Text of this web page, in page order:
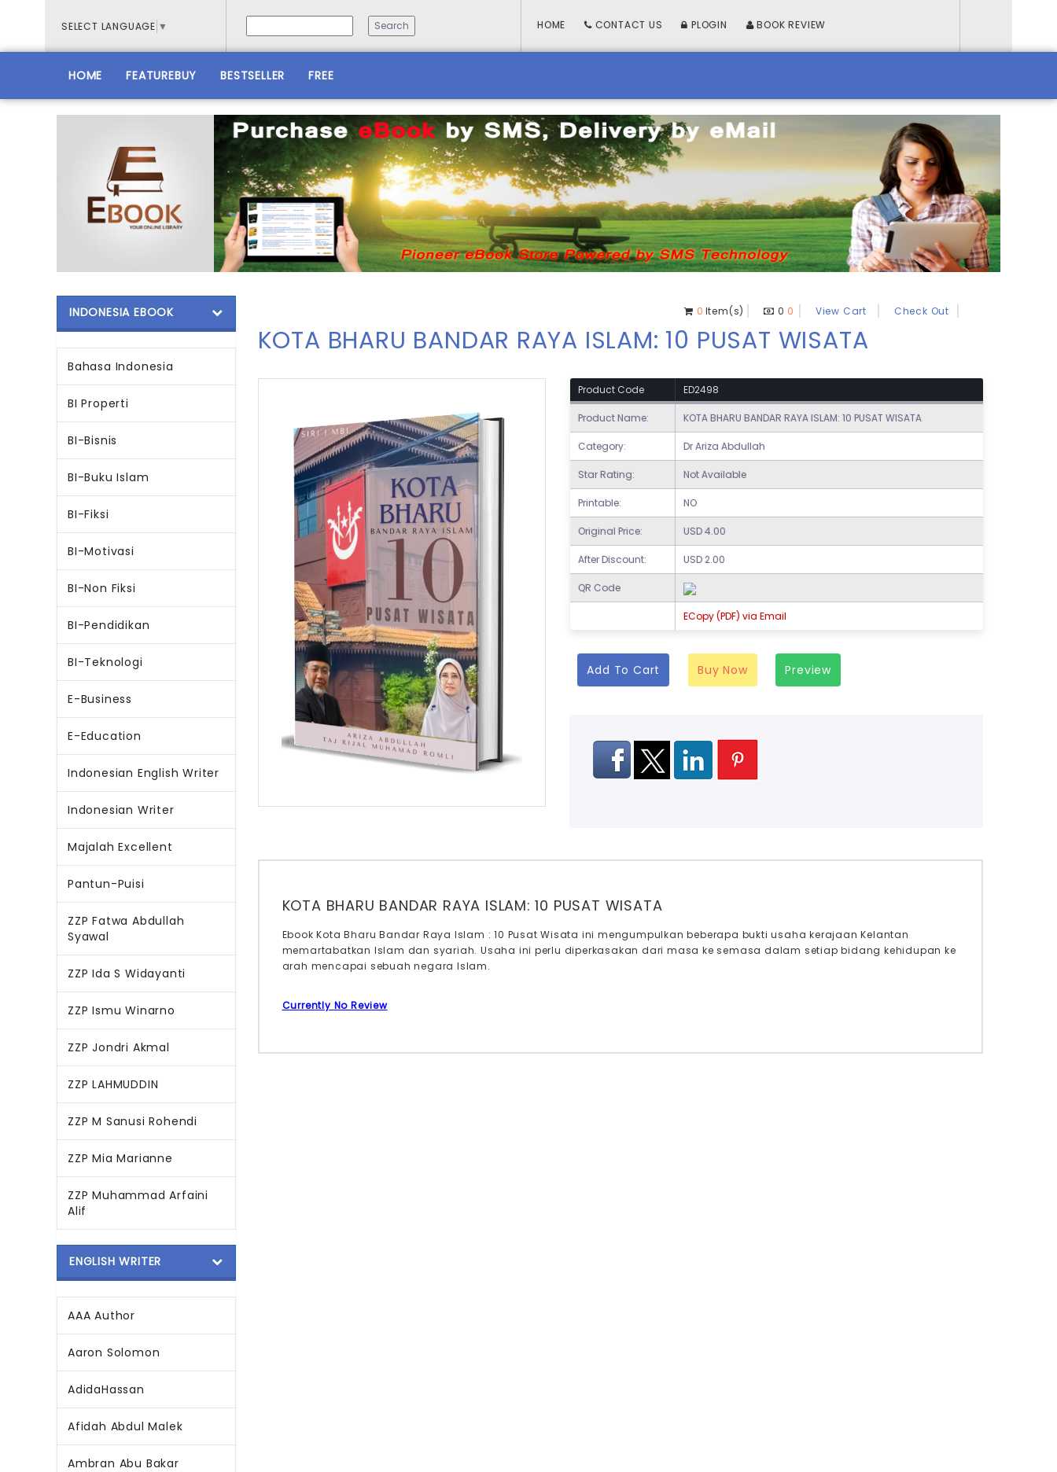
SELECT LANGUAGE ▼ HOME CONTACT US PLOGIN BOOK REVIEW
HOME FEATUREBUY BESTSELLER FREE
INDONESIA EBOOK
Bahasa Indonesia
BI Properti
BI-Bisnis
BI-Buku Islam
BI-Fiksi
BI-Motivasi
BI-Non Fiksi
BI-Pendidikan
BI-Teknologi
E-Business
E-Education
Indonesian English Writer
Indonesian Writer
Majalah Excellent
Pantun-Puisi
ZZP Fatwa Abdullah
Syawal
ZZP Ida S Widayanti
ZZP Ismu Winarno
ZZP Jondri Akmal
ZZP LAHMUDDIN
ZZP M Sanusi Rohendi
ZZP Mia Marianne
ZZP Muhammad Arfaini
Alif
ENGLISH WRITER
AAA Author
Aaron Solomon
AdidaHassan
Afidah Abdul Malek
Ambran Abu Bakar
0 Item(s) 0 0 View Cart Check Out
KOTA BHARU BANDAR RAYA ISLAM: 10 PUSAT WISATA
Product Code ED2498
Product Name: KOTA BHARU BANDAR RAYA ISLAM: 10 PUSAT WISATA
Category: Dr Ariza Abdullah
Star Rating: Not Available
Printable: NO
Original Price: USD 4.00
After Discount: USD 2.00
QR Code
ECopy (PDF) via Email
Add To Cart Buy Now Preview
KOTA BHARU BANDAR RAYA ISLAM: 10 PUSAT WISATA
Ebook Kota Bharu Bandar Raya Islam : 10 Pusat Wisata ini mengumpulkan beberapa bukti usaha kerajaan Kelantan
memartabatkan Islam dan syariah. Usaha ini perlu diperkasakan dari masa ke semasa dalam setiap bidang kehidupan ke
arah mencapai sebuah negara Islam.
Currently No Review